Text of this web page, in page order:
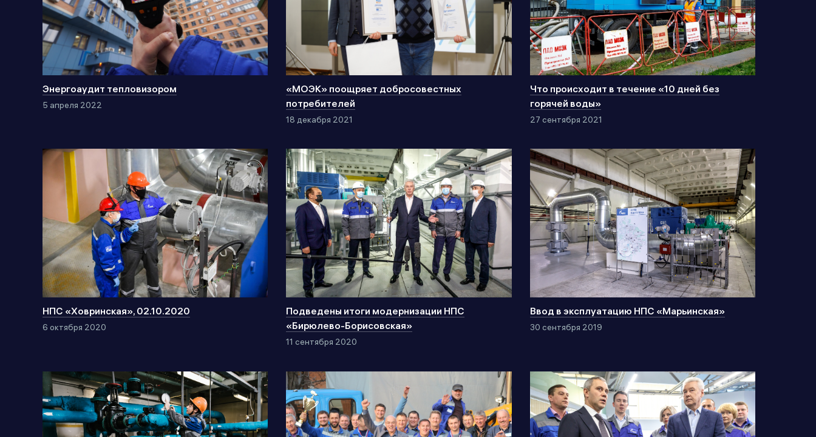
Энергоаудит тепловизором
5 апреля 2022
«МОЭК» поощряет добросовестных
потребителей
18 декабря 2021
Что происходит в течение «10 дней без
горячей воды»
27 сентября 2021
НПС «Ховринская», 02.10.2020
6 октября 2020
Подведены итоги модернизации НПС
«Бирюлево-Борисовская»
11 сентября 2020
Ввод в эксплуатацию НПС «Марьинская»
30 сентября 2019